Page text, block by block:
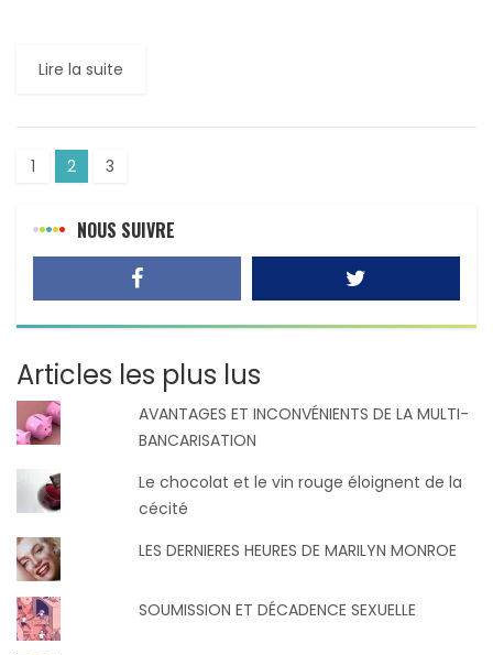
Lire la suite
1 2 3
NOUS SUIVRE
Articles les plus lus
AVANTAGES ET INCONVÉNIENTS DE LA MULTI-
BANCARISATION
Le chocolat et le vin rouge éloignent de la
cécité
LES DERNIERES HEURES DE MARILYN MONROE
SOUMISSION ET DÉCADENCE SEXUELLE